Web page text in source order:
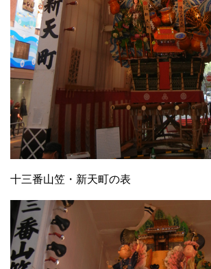
十三番山笠・新天町の表